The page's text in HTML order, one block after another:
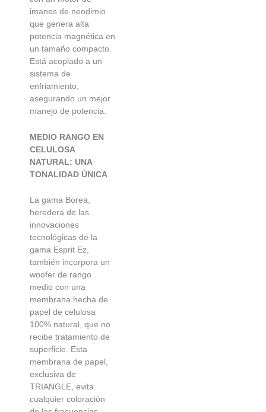
imanes de neodimio
que genera alta
potencia magnética en
un tamaño compacto.
Está acoplado a un
sistema de
enfriamiento,
asegurando un mejor
manejo de potencia.
MEDIO RANGO EN
CELULOSA
NATURAL: UNA
TONALIDAD ÚNICA
La gama Borea,
heredera de las
innovaciones
tecnológicas de la
gama Esprit Ez,
también incorpora un
woofer de rango
medio con una
membrana hecha de
papel de celulosa
100% natural, que no
recibe tratamiento de
superficie. Esta
membrana de papel,
exclusiva de
TRIANGLE, evita
cualquier coloración